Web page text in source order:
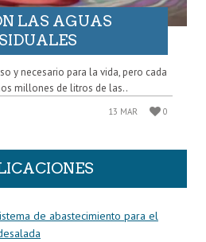
LAS AGUAS
y necesario para la vida, pero cada
millones de litros de las..
13 MAR 0
de abastecimiento para el